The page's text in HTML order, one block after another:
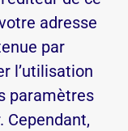
adresse
par
l’u­ti­li­sa­tion
pa­ra­mètres
Ce­pen­dant,